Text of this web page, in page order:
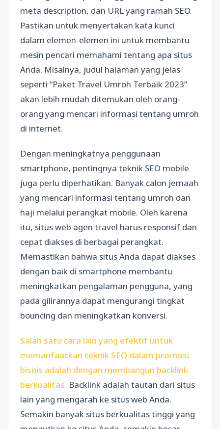
meta description, dan URL yang ramah SEO.
Pastikan untuk menyertakan kata kunci
dalam elemen-elemen ini untuk membantu
mesin pencari memahami tentang apa situs
Anda. Misalnya, judul halaman yang jelas
seperti “Paket Travel Umroh Terbaik 2023”
akan lebih mudah ditemukan oleh orang-
orang yang mencari informasi tentang umroh
di internet.
Dengan meningkatnya penggunaan
smartphone, pentingnya teknik SEO mobile
juga perlu diperhatikan. Banyak calon jemaah
yang mencari informasi tentang umroh dan
haji melalui perangkat mobile. Oleh karena
itu, situs web agen travel harus responsif dan
cepat diakses di berbagai perangkat.
Memastikan bahwa situs Anda dapat diakses
dengan baik di smartphone membantu
meningkatkan pengalaman pengguna, yang
pada gilirannya dapat mengurangi tingkat
bouncing dan meningkatkan konversi.
Salah satu cara lain yang efektif untuk
memanfaatkan teknik SEO dalam promosi
bisnis adalah dengan membangun backlink
berkualitas. Backlink adalah tautan dari situs
lain yang mengarah ke situs web Anda.
Semakin banyak situs berkualitas tinggi yang